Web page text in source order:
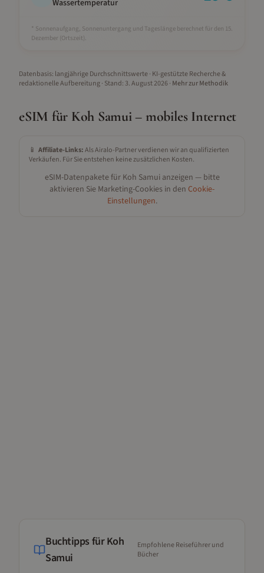
Wassertemperatur
* Sonnenaufgang, Sonnenuntergang und Tageslänge berechnet für den 15.
Dezember (Ortszeit).
Datenbasis: langjährige Durchschnittswerte · KI-gestützte Recherche &
redaktionelle Aufbereitung· Stand: 3. August 2026· Mehr zur Methodik
eSIM für Koh Samui– mobiles Internet
📱 Affiliate-Links:Als Airalo-Partner verdienen wir an qualifizierten
Verkäufen. Für Sie entstehen keine zusätzlichen Kosten.
eSIM-Datenpakete für Koh Samui anzeigen — bitte
aktivieren Sie Marketing-Cookies in den Cookie-
Einstellungen.
Buchtipps fürKoh
Samui
Empfohlene Reiseführer und
Bücher